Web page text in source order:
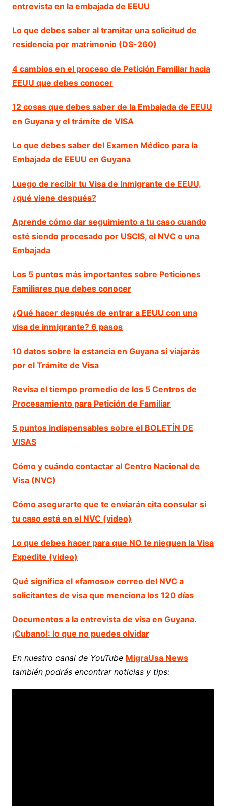
entrevista en la embajada de EEUU
Lo que debes saber al tramitar una solicitud de
residencia por matrimonio (DS-260)
4 cambios en el proceso de Petición Familiar hacia
EEUU que debes conocer
12 cosas que debes saber de la Embajada de EEUU
en Guyana y el trámite de VISA
Lo que debes saber del Examen Médico para la
Embajada de EEUU en Guyana
Luego de recibir tu Visa de Inmigrante de EEUU,
¿qué viene después?
Aprende cómo dar seguimiento a tu caso cuando
esté siendo procesado por USCIS, el NVC o una
Embajada
Los 5 puntos más importantes sobre Peticiones
Familiares que debes conocer
¿Qué hacer después de entrar a EEUU con una
visa de inmigrante? 6 pasos
10 datos sobre la estancia en Guyana si viajarás
por el Trámite de Visa
Revisa el tiempo promedio de los 5 Centros de
Procesamiento para Petición de Familiar
5 puntos indispensables sobre el BOLETÍN DE
VISAS
Cómo y cuándo contactar al Centro Nacional de
Visa (NVC)
Cómo asegurarte que te enviarán cita consular si
tu caso está en el NVC (video)
Lo que debes hacer para que NO te nieguen la Visa
Expedite (video)
Qué significa el «famoso» correo del NVC a
solicitantes de visa que menciona los 120 días
Documentos a la entrevista de visa en Guyana.
¡Cubano!: lo que no puedes olvidar
En nuestro canal de YouTube MigraUsa News
también podrás encontrar noticias y tips: